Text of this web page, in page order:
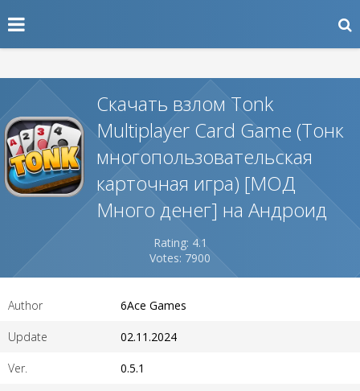
Скачать взлом Tonk
Multiplayer Card Game (Тонк
многопользовательская
карточная игра) [МОД
Много денег] на Андроид
Rating: 4.1
Votes: 7900
Author 6Ace Games
Update 02.11.2024
Ver. 0.5.1